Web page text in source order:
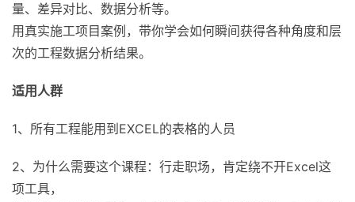
量、差异对比、数据分析等。
用真实施工项目案例，带你学会如何瞬间获得各种角度和层
次的工程数据分析结果。
适用人群
1、所有工程能用到EXCEL的表格的人员
2、为什么需要这个课程：行走职场，肯定绕不开Excel这
项工具，